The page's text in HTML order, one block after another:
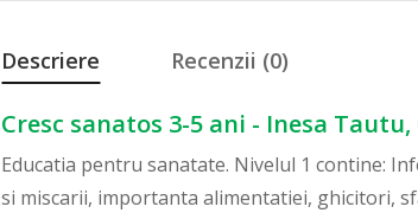
Descriere Recenzii (0)
Cresc sanatos 3-5 ani - Inesa
Educatia pentru sanatate. Nivelul 1 contine:
si miscarii, importanta alimentatiei, ghicitori,